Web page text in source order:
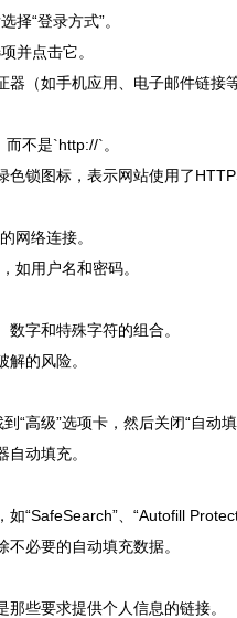
择“登录方式”。
并点击它。
（如手机应用、电子邮件链接等
不是`http://`。
锁图标，表示网站使用了
网络连接。
如用户名和密码。
字和特殊字符的组合。
的风险。
高级”选项卡，然后关闭“自动填
动填充。
“SafeSearch”、“Autofill
必要的自动填充数据。
些要求提供个人信息的链接。